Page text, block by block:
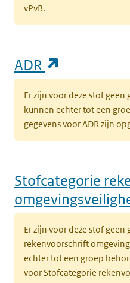
vPvB.
ADR
Er zijn voor deze stof geen
kunnen echter tot een
gegevens voor ADR zijn
Stofcategorie
Er zijn voor deze stof
rekenvoorschrift
echter tot een groep
voor Stofcategorie